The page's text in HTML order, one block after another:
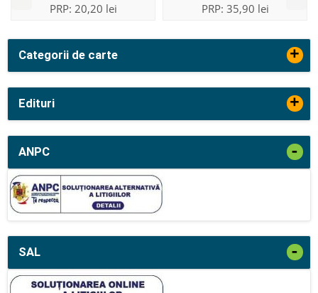
Categorii de carte +
Edituri +
ANPC -
SAL -
PRP: 20,20 lei PRP: 35,90 lei